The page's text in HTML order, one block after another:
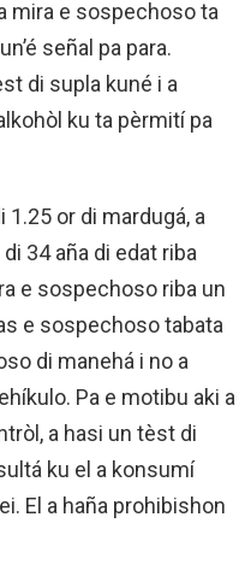
mira e sospechoso ta
señal pa para.
di supla kuné i a
ku ta pèrmití pa
1.25 or di mardugá, a
34 aña di edat riba
e sospechoso riba un
e sospechoso tabata
di manehá i no a
Pa e motibu aki a
a hasi un tèst di
ku el a konsumí
El a haña prohibishon